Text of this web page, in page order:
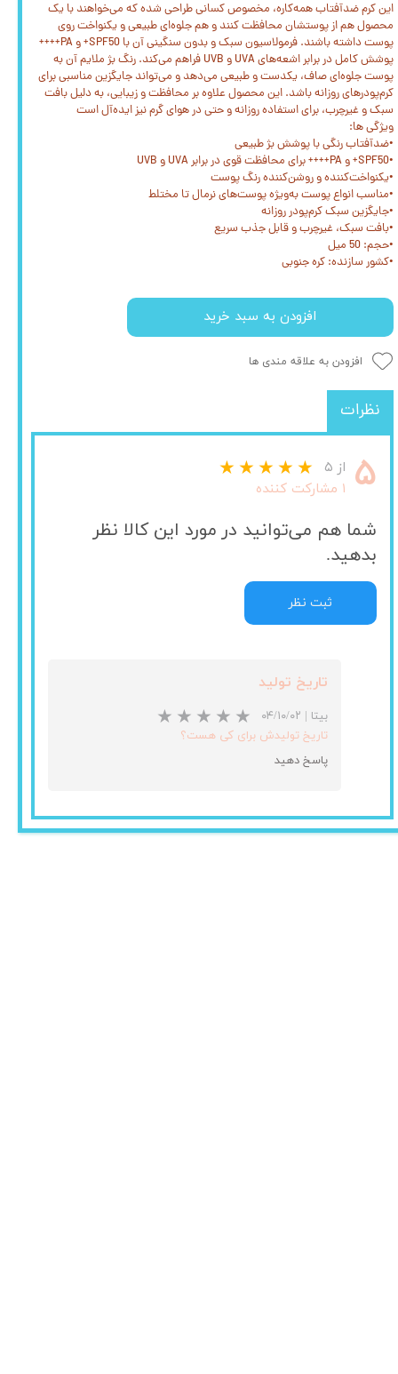
این کرم ضدآفتاب همه‌کاره، مخصوص کسانی طراحی شده که می‌خواهند با یک
محصول هم از پوستشان محافظت کنند و هم جلوه‌ای طبیعی و یکنواخت روی
پوست داشته باشند. فرمولاسیون سبک و بدون سنگینی آن با SPF50+ و PA++++
پوشش کامل در برابر اشعه‌های UVA و UVB فراهم می‌کند. رنگ بژ ملایم آن به
پوست جلوه‌ای صاف، یکدست و طبیعی می‌دهد و می‌تواند جایگزین مناسبی برای
کرم‌پودرهای روزانه باشد. این محصول علاوه بر محافظت و زیبایی، به دلیل بافت
سبک و غیرچرب، برای استفاده روزانه و حتی در هوای گرم نیز ایده‌آل است
ویژگی ها:
•ضدآفتاب رنگی با پوشش بژ طبیعی
•SPF50+ و PA++++ برای محافظت قوی در برابر UVA و UVB
•یکنواخت‌کننده و روشن‌کننده رنگ پوست
•مناسب انواع پوست به‌ویژه پوست‌های نرمال تا مختلط
•جایگزین سبک کرم‌پودر روزانه
•بافت سبک، غیرچرب و قابل جذب سریع
•حجم: 50 میل
•کشور سازنده: کره جنوبی
افزودن به سبد خرید
افزودن به علاقه مندی ها
نظرات
۵ از ۵
۱ مشارکت کننده
شما هم می‌توانید در مورد این کالا نظر
بدهید.
ثبت نظر
تاریخ تولید
بیتا ۰۴/۱۰/۰۲
تاریخ تولیدش برای کی هست؟
پاسخ دهید